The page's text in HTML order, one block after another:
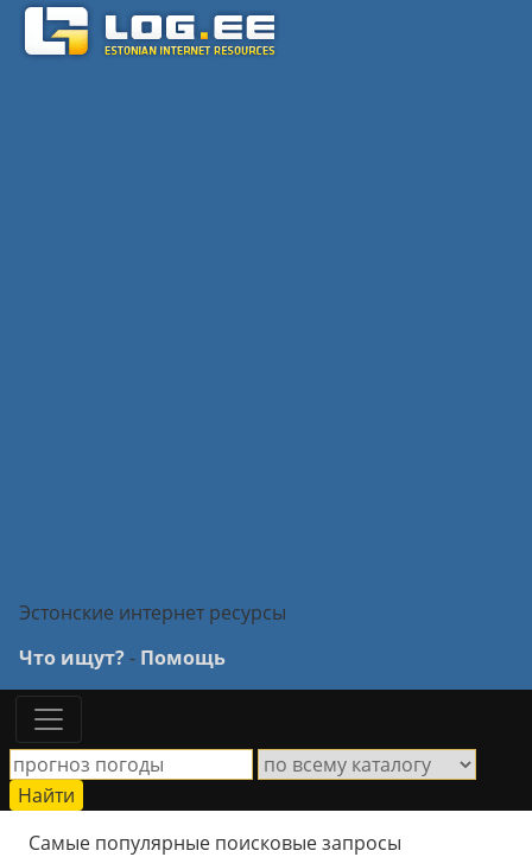
Эстонские интернет ресурсы
Что ищут?- Помощь
Самые популярные поисковые запросы